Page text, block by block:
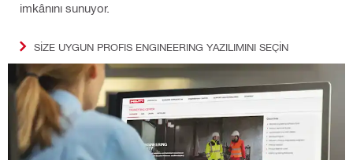
imkânını sunuyor.
SIZE UYGUN PROFIS ENGINEERING YAZILIMINI SEÇIN